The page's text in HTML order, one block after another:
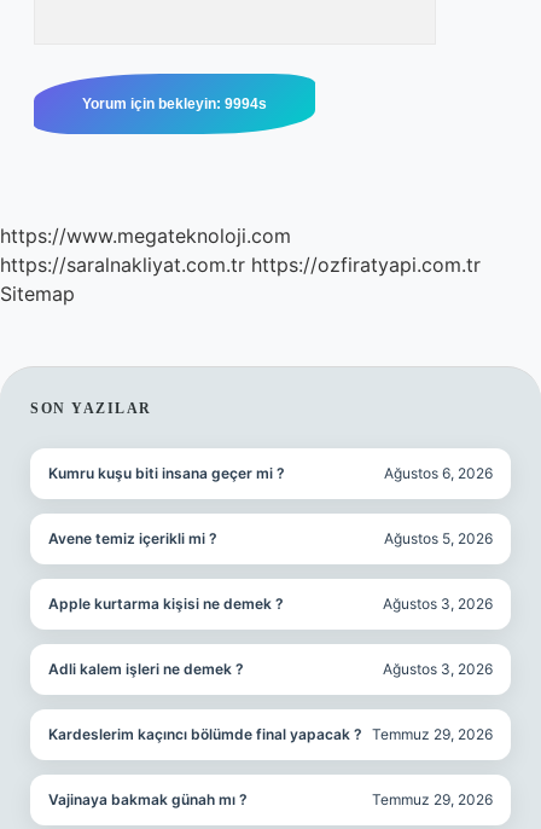
https://www.megateknoloji.com
https://saralnakliyat.com.tr https://ozfiratyapi.com.tr
Sitemap
SIDEBAR
SON YAZILAR
Kumru kuşu biti insana geçer mi ? Ağustos 6, 2026
Avene temiz içerikli mi ? Ağustos 5, 2026
Apple kurtarma kişisi ne demek ? Ağustos 3, 2026
Adli kalem işleri ne demek ? Ağustos 3, 2026
Kardeslerim kaçıncı bölümde final yapacak ? Temmuz 29, 2026
Vajinaya bakmak günah mı ? Temmuz 29, 2026